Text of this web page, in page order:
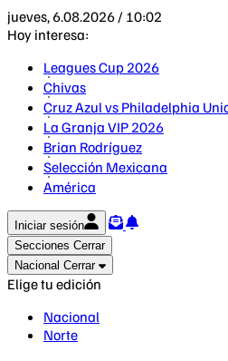
jueves, 6.08.2026 / 10:02
Hoy interesa:
Leagues Cup 2026
Chivas
Cruz Azul vs Philadelphia
La Granja VIP 2026
Brian Rodríguez
Selección Mexicana
América
Iniciar sesión
Secciones Cerrar
Nacional Cerrar
Elige tu edición
Nacional
Norte